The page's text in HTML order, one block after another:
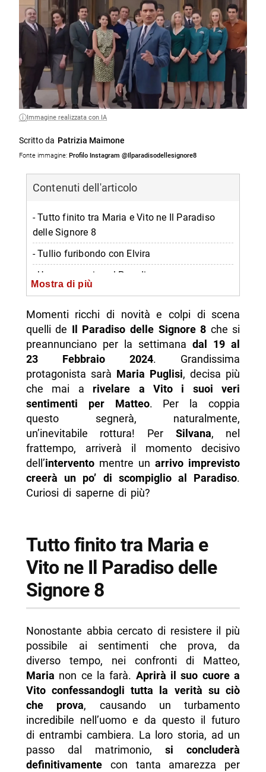
Immagine realizzata con IA
Scritto da Patrizia Maimone
Fonte immagine: Profilo Instagram @Ilparadisodellesignore8
Contenuti dell'articolo
- Tutto finito tra Maria e Vito ne Il Paradiso
delle Signore 8
- Tullio furibondo con Elvira
- Un nuovo arrivo al Paradiso
- Una nuova donna per Armando
- Una confessione scottante per Irene
- Umberto vuole vendetta ne Il Paradiso delle
Signore 8
- Silvana finalmente viene operata
- Matilde gelosa di Vittorio
-- Scopri di più da Napolike.it
Mostra di più
Momenti ricchi di novità e colpi di scena
quelli de Il Paradiso delle Signore 8 che si
preannunciano per la settimanadal 19 al
23 Febbraio 2024. Grandissima
protagonista sarà Maria Puglisi, decisa più
che mai a rivelare a Vito i suoi veri
sentimenti per Matteo. Per la coppia
questo segnerà, naturalmente,
un’inevitabile rottura! Per Silvana, nel
frattempo, arriverà il momento decisivo
dell’intervento mentre unarrivo imprevisto
creerà un po’ di scompiglio al Paradiso.
Curiosi di saperne di più?
Tutto finito tra Maria e
Vito ne Il Paradiso delle
Signore 8
Nonostante abbia cercato di resistere il più
possibile ai sentimenti che prova, da
diverso tempo, nei confronti di Matteo,
Maria non ce la farà. Aprirà il suo cuore a
Vito confessandogli tutta la verità su ciò
che prova, causando un turbamento
incredibile nell’uomo e da questo il futuro
di entrambi cambiera. La loro storia, ad un
passo dal matrimonio,si concluderà
definitivamentecon tanta amarezza per